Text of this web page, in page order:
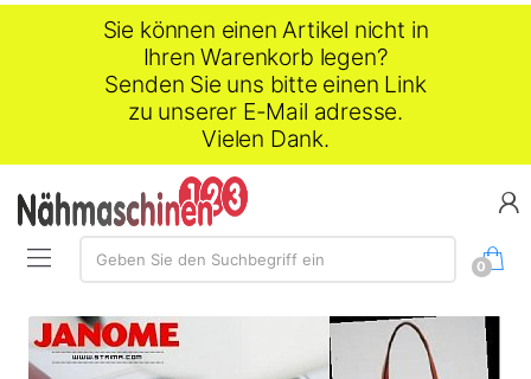
Sie können einen Artikel nicht in
Ihren Warenkorb legen?
Senden Sie uns bitte einen Link
zu unserer E-Mail adresse.
Vielen Dank.
Suche:
Geben Sie den Suchbegriff ein
0